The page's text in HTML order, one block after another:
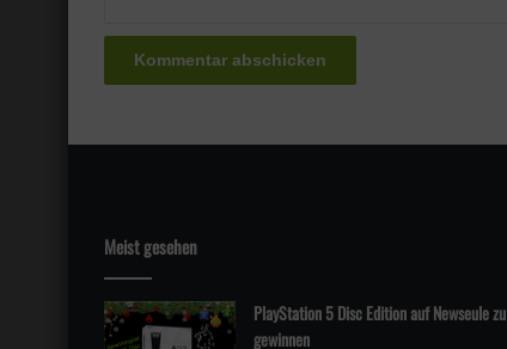
Meist gesehen
PlayStation 5 Disc Edition auf Newseule zu
gewinnen